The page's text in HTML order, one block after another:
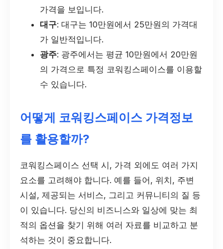
가격을 보입니다.
대구: 대구는 10만원에서 25만원의 가격대
가 일반적입니다.
광주: 광주에서는 평균 10만원에서 20만원
의 가격으로 특정 코워킹스페이스를 이용할
수 있습니다.
어떻게 코워킹스페이스 가격정보
를 활용할까?
코워킹스페이스 선택 시, 가격 외에도 여러 가지
요소를 고려해야 합니다. 예를 들어, 위치, 주변
시설, 제공되는 서비스, 그리고 커뮤니티의 질 등
이 있습니다. 당신의 비즈니스와 일상에 맞는 최
적의 옵션을 찾기 위해 여러 자료를 비교하고 분
석하는 것이 중요합니다.